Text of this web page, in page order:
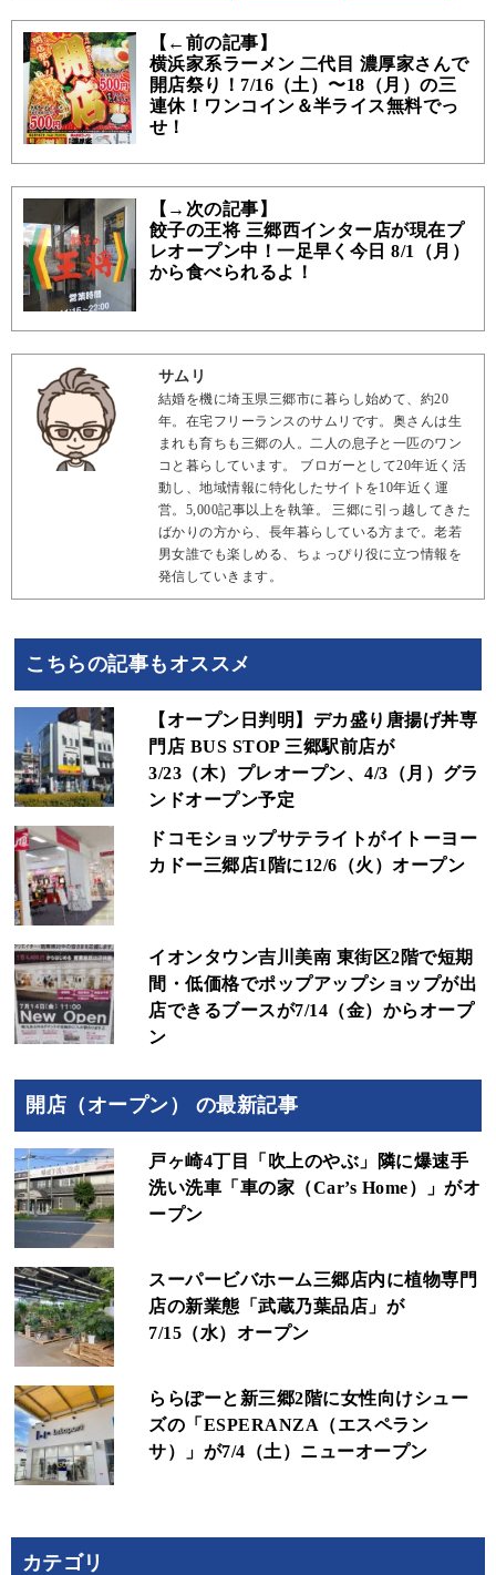
【←前の記事】
横浜家系ラーメン 二代目 濃厚家さんで
開店祭り！7/16（土）〜18（月）の三
連休！ワンコイン＆半ライス無料でっ
せ！
【→次の記事】
餃子の王将 三郷西インター店が現在プ
レオープン中！一足早く今日 8/1（月）
から食べられるよ！
サムリ
結婚を機に埼玉県三郷市に暮らし始めて、約20
年。在宅フリーランスのサムリです。奥さんは生
まれも育ちも三郷の人。二人の息子と一匹のワン
コと暮らしています。 ブロガーとして20年近く活
動し、地域情報に特化したサイトを10年近く運
営。5,000記事以上を執筆。 三郷に引っ越してきた
ばかりの方から、長年暮らしている方まで。老若
男女誰でも楽しめる、ちょっぴり役に立つ情報を
発信していきます。
こちらの記事もオススメ
【オープン日判明】デカ盛り唐揚げ丼専
門店 BUS STOP 三郷駅前店が
3/23（木）プレオープン、4/3（月）グラ
ンドオープン予定
ドコモショップサテライトがイトーヨー
カドー三郷店1階に12/6（火）オープン
イオンタウン吉川美南 東街区2階で短期
間・低価格でポップアップショップが出
店できるブースが7/14（金）からオープ
ン
開店（オープン） の最新記事
戸ヶ崎4丁目「吹上のやぶ」隣に爆速手
洗い洗車「車の家（Car’s Home）」がオ
ープン
スーパービバホーム三郷店内に植物専門
店の新業態「武蔵乃葉品店」が
7/15（水）オープン
ららぽーと新三郷2階に女性向けシュー
ズの「ESPERANZA（エスペラン
サ）」が7/4（土）ニューオープン
カテゴリ